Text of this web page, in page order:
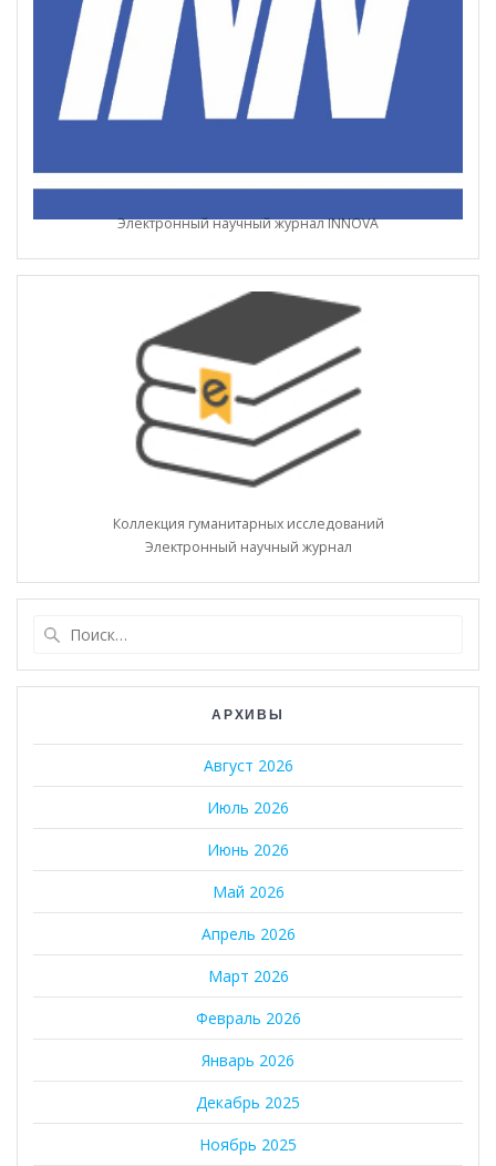
Электронный научный журнал INNOVA
Коллекция гуманитарных исследований
Электронный научный журнал
АРХИВЫ
Август 2026
Июль 2026
Июнь 2026
Май 2026
Апрель 2026
Март 2026
Февраль 2026
Январь 2026
Декабрь 2025
Ноябрь 2025